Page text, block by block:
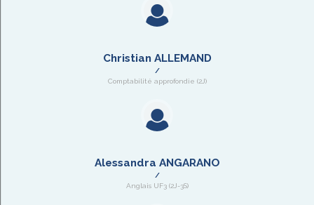
Christian ALLEMAND
Comptabilité approfondie (2J)
Alessandra ANGARANO
Anglais UF3 (2J-3S)